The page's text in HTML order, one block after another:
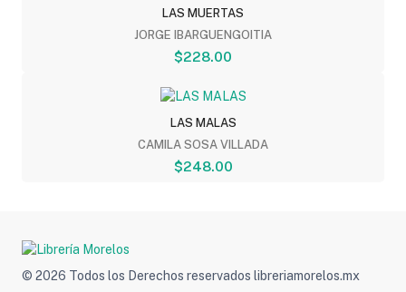
LAS MUERTAS
JORGE IBARGUENGOITIA
$228.00
LAS MALAS
CAMILA SOSA VILLADA
$248.00
© 2026 Todos los Derechos reservados libreriamorelos.mx